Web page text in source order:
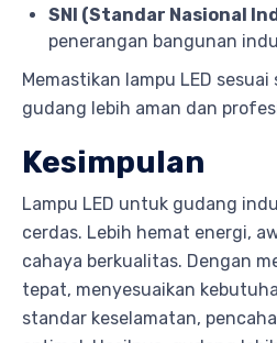
SNI (Standar Nasional
penerangan bangunan
Memastikan lampu LED
gudang lebih aman dan
Kesimpulan
Lampu LED untuk gudang
cerdas. Lebih hemat energi,
cahaya berkualitas. Dengan
tepat, menyesuaikan
standar keselamatan,